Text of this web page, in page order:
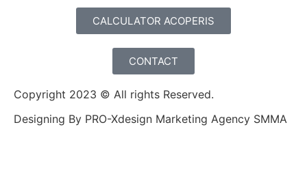
CALCULATOR ACOPERIS
CONTACT
Copyright 2023 © All rights Reserved.
Designing By PRO-Xdesign Marketing Agency SMMA